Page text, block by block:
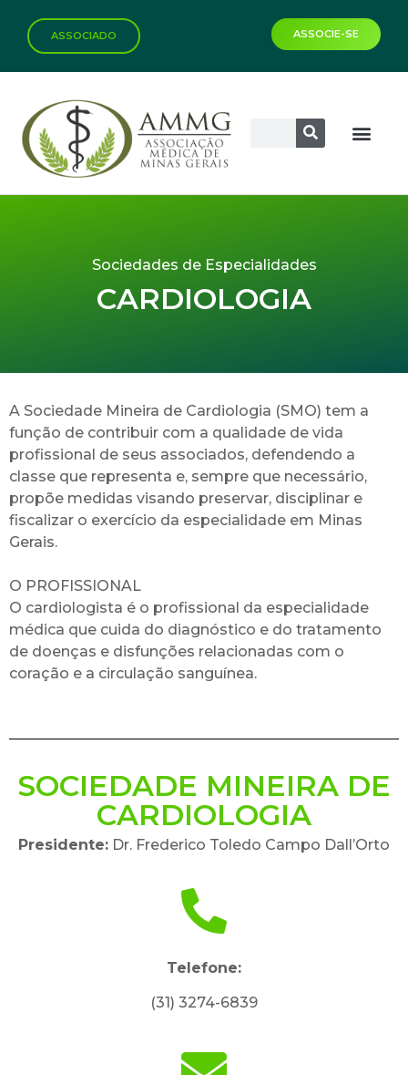
ASSOCIADO ASSOCIE-SE
Sociedades de Especialidades
CARDIOLOGIA
A Sociedade Mineira de Cardiologia (SMO) tem a
função de contribuir com a qualidade de vida
profissional de seus associados, defendendo a
classe que representa e, sempre que necessário,
propõe medidas visando preservar, disciplinar e
fiscalizar o exercício da especialidade em Minas
Gerais.
O PROFISSIONAL
O cardiologista é o profissional da especialidade
médica que cuida do diagnóstico e do tratamento
de doenças e disfunções relacionadas com o
coração e a circulação sanguínea.
SOCIEDADE MINEIRA DE
CARDIOLOGIA
Presidente: Dr. Frederico Toledo Campo Dall’Orto
Telefone:
(31) 3274-6839